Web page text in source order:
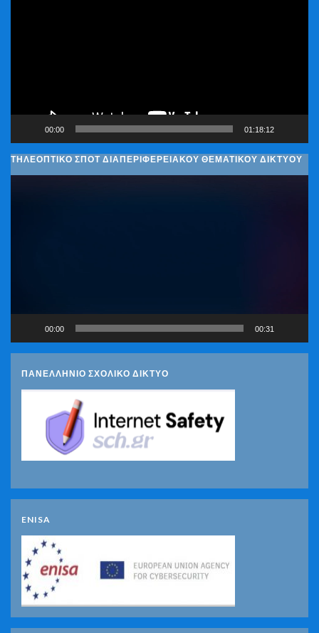
00:00 01:18:12
ΤΗΛΕΟΠΤΙΚΟ ΣΠΟΤ ΔΙΑΠΕΡΙΦΕΡΕΙΑΚΟΥ ΘΕΜΑΤΙΚΟΥ ΔΙΚΤΥΟΥ
00:00 00:31
ΠΑΝΕΛΛΗΝΙΟ ΣΧΟΛΙΚΟ ΔΙΚΤΥΟ
ENISA